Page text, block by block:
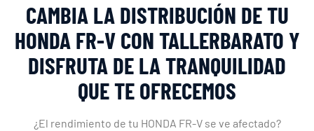
CAMBIA LA DISTRIBUCIÓN DE TU
HONDA FR-V CON TALLERBARATO Y
DISFRUTA DE LA TRANQUILIDAD
QUE TE OFRECEMOS
¿El rendimiento de tu HONDA FR-V se ve afectado?